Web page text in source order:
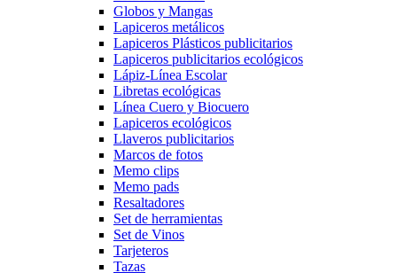
Globos y Mangas
Lapiceros metálicos
Lapiceros Plásticos publicitarios
Lapiceros publicitarios ecológicos
Lápiz-Línea Escolar
Libretas ecológicas
Línea Cuero y Biocuero
Lapiceros ecológicos
Llaveros publicitarios
Marcos de fotos
Memo clips
Memo pads
Resaltadores
Set de herramientas
Set de Vinos
Tarjeteros
Tazas